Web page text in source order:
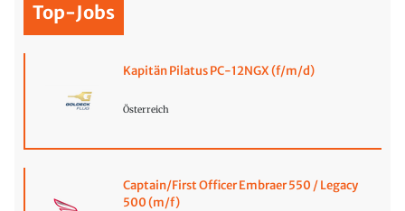
Top-Jobs
Kapitän Pilatus PC-12NGX (f/m/d)
Österreich
Captain/First Officer Embraer 550 / Legacy
500 (m/f)